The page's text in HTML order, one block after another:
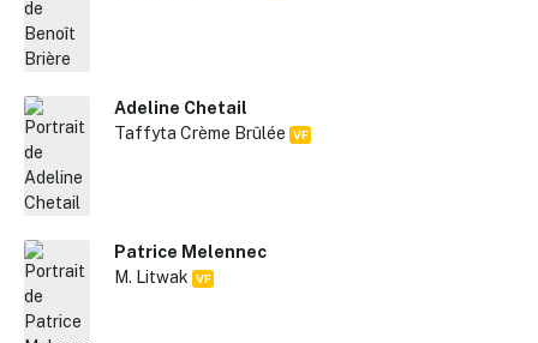
Adeline Chetail
Taffyta Crème Brûlée VF
Patrice Melennec
M. Litwak VF